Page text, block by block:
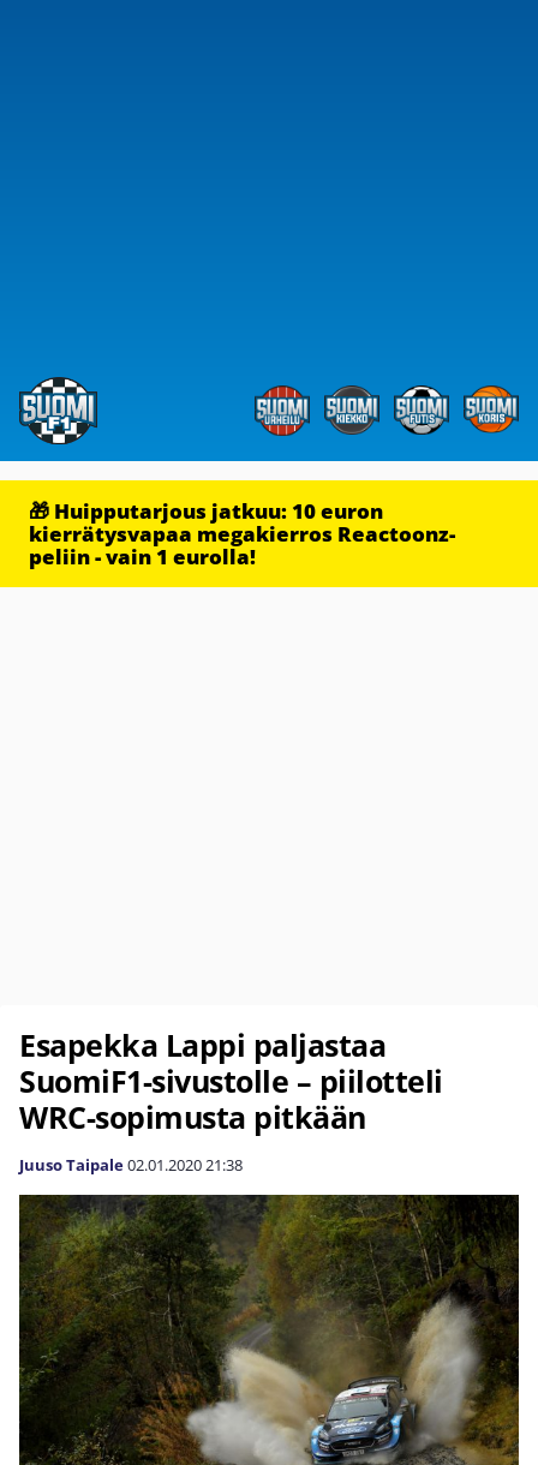
🎁 Huipputarjous jatkuu: 10 euron
kierrätysvapaa megakierros Reactoonz-
peliin - vain 1 eurolla!
Esapekka Lappi paljastaa
SuomiF1-sivustolle – piilotteli
WRC-sopimusta pitkään
Juuso Taipale02.01.202021:38